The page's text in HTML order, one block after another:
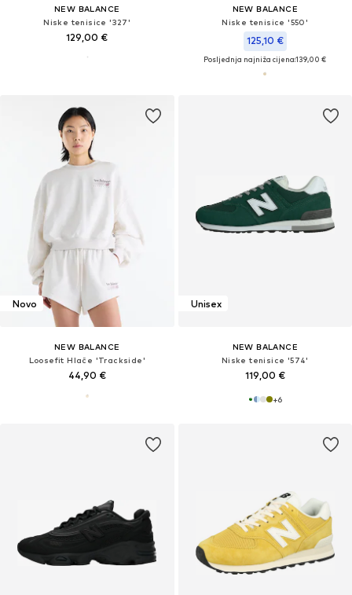
NEW BALANCE
Niske tenisice '327'
129,00 €
NEW BALANCE
Niske tenisice '550'
125,10 €
Posljednja najniža cijena:139,00 €
Novo
NEW BALANCE
Loosefit Hlače 'Trackside'
44,90 €
Unisex
NEW BALANCE
Niske tenisice '574'
119,00 €
+6